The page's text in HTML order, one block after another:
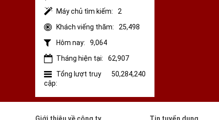
Máy chủ tìm kiếm:
2
Khách viếng thăm:
25,498
Hôm nay:
9,064
Tháng hiện tại:
62,907
Tổng lượt truy
cập:
50,284,240
Giới thiệu về công ty Tin tuyển dụng